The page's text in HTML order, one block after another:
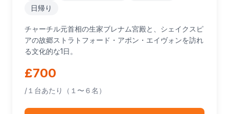
日帰り
チャーチル元首相の生家ブレナム宮殿と、シェイクスピ
アの故郷ストラトフォード・アポン・エイヴォンを訪れ
る文化的な1日。
£700
/１台あたり（１〜６名）